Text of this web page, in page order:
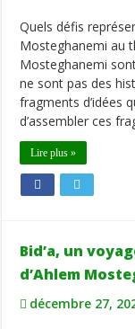
Quels défis
Mosteghanemi au
Mosteghanemi
ne sont pas des
fragments d’idées
d’assembler ces
Lire plus »
Bid’a, un
d’Ahlem
décembre 27,